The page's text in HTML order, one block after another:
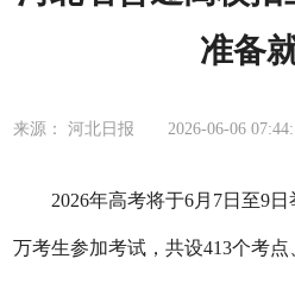
准备
来源： 河北日报 2026-06-06
2026年高考将于6月7日至9日
万考生参加考试，共设413个考